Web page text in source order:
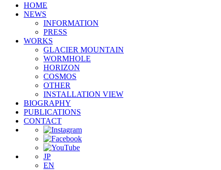
HOME
NEWS
INFORMATION
PRESS
WORKS
GLACIER MOUNTAIN
WORMHOLE
HORIZON
COSMOS
OTHER
INSTALLATION VIEW
BIOGRAPHY
PUBLICATIONS
CONTACT
JP
EN